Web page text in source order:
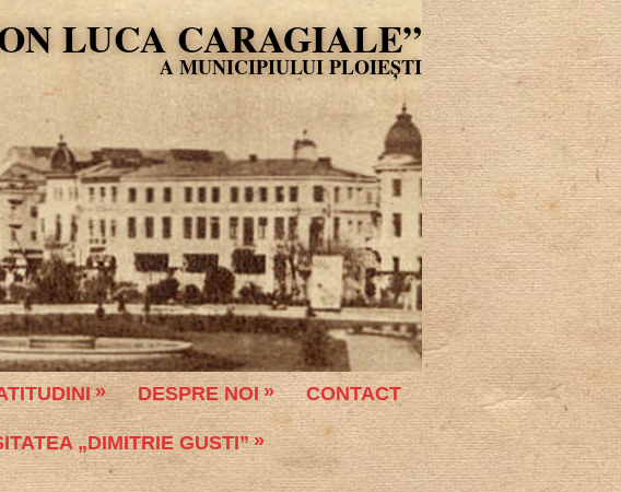
LUCA CARAGIALE”
DESPRE NOI CONTACT
„DIMITRIE GUSTI”